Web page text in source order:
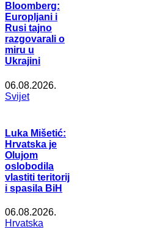
Bloomberg:
Europljani i
Rusi tajno
razgovarali o
miru u
Ukrajini
06.08.2026.
Svijet
Luka Mišetić:
Hrvatska je
Olujom
oslobodila
vlastiti teritorij
i spasila BiH
06.08.2026.
Hrvatska